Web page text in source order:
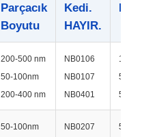
Parçacık
Boyutu
Kedi.
HAYIR.
200-500 nm
50-100nm
200-400 nm
NB0106
NB0107
NB0401
100
50
50
50-100nm
NB0207
50